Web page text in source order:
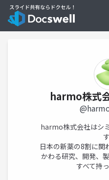
harmo株式
harmo株式会社はシ
日本の新薬の8割に関
かわる研究、開発、
すべて持